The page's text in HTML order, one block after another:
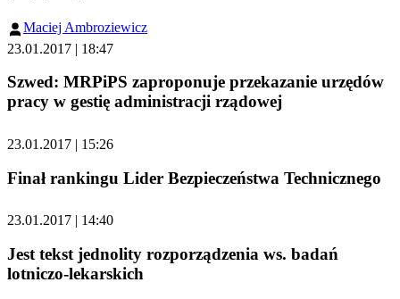
Maciej Ambroziewicz
23.01.2017 | 18:47
Szwed: MRPiPS zaproponuje przekazanie urzędów
pracy w gestię administracji rządowej
23.01.2017 | 15:26
Finał rankingu Lider Bezpieczeństwa Technicznego
23.01.2017 | 14:40
Jest tekst jednolity rozporządzenia ws. badań
lotniczo-lekarskich